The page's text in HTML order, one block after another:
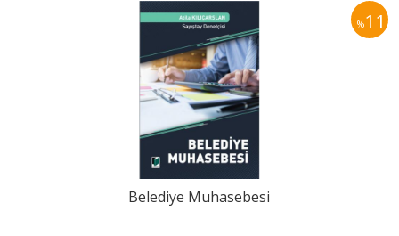
%11
Belediye Muhasebesi